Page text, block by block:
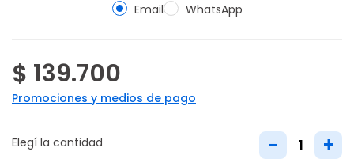
Email WhatsApp
$ 139.700
Promociones y medios de pago
Elegí la cantidad - +